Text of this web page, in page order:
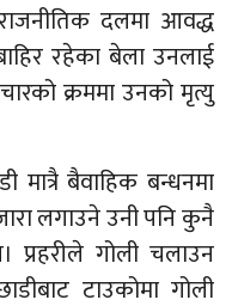
दलमा आवद्ध
रहेका बेला उनलाई
क्रममा उनको मृत्यु
मात्रै बैवाहिक बन्धनमा
लगाउने उनी पनि कुनै
प्रहरीले गोली चलाउन
टाउकोमा गोली